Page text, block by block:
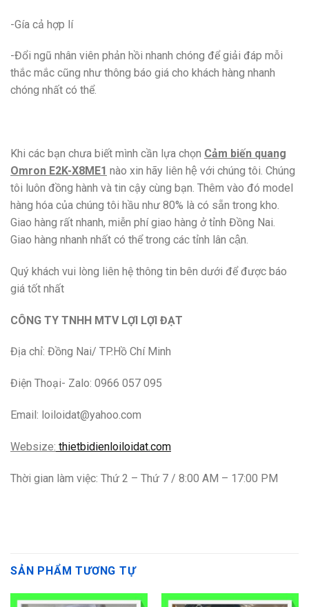
-Gía cả hợp lí
-Đổi ngũ nhân viên phản hồi nhanh chóng để giải đáp mỗi
thắc mắc cũng như thông báo giá cho khách hàng nhanh
chóng nhất có thể.
Khi các bạn chưa biết mình cần lựa chọn Cảm biến quang
Omron E2K-X8ME1 nào xin hãy liên hệ với chúng tôi. Chúng
tôi luôn đồng hành và tin cậy cùng bạn. Thêm vào đó model
hàng hóa của chúng tôi hầu như 80% là có sẵn trong kho.
Giao hàng rất nhanh, miễn phí giao hàng ở tỉnh Đồng Nai.
Giao hàng nhanh nhất có thể trong các tỉnh lân cận.
Quý khách vui lòng liên hệ thông tin bên dưới để được báo
giá tốt nhất
CÔNG TY TNHH MTV LỢI LỢI ĐẠT
Địa chỉ: Đồng Nai/ TP.Hồ Chí Minh
Điện Thoại- Zalo: 0966 057 095
Email: loiloidat@yahoo.com
Websize: thietbidienloiloidat.com
Thời gian làm việc: Thứ 2 – Thứ 7 / 8:00 AM – 17:00 PM
SẢN PHẨM TƯƠNG TỰ